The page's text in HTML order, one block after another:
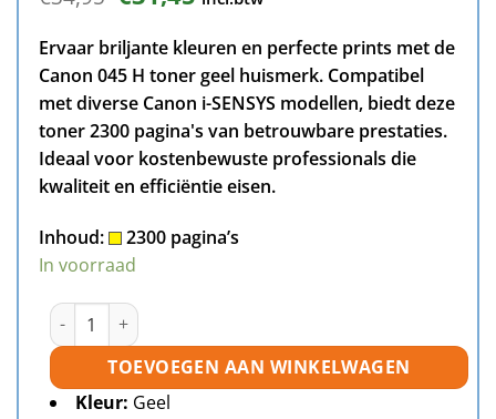
prijs
was:
€34,95.
prijs
€31,45.
Ervaar briljante kleuren en perfecte prints met de
Canon 045 H toner geel huismerk. Compatibel
met diverse Canon i-SENSYS modellen, biedt deze
toner 2300 pagina's van betrouwbare prestaties.
Ideaal voor kostenbewuste professionals die
kwaliteit en efficiëntie eisen.
Inhoud:
2300 pagina’s
In voorraad
Canon 045H toner geel huismerk aantal
TOEVOEGEN AAN WINKELWAGEN
Kleur: Geel